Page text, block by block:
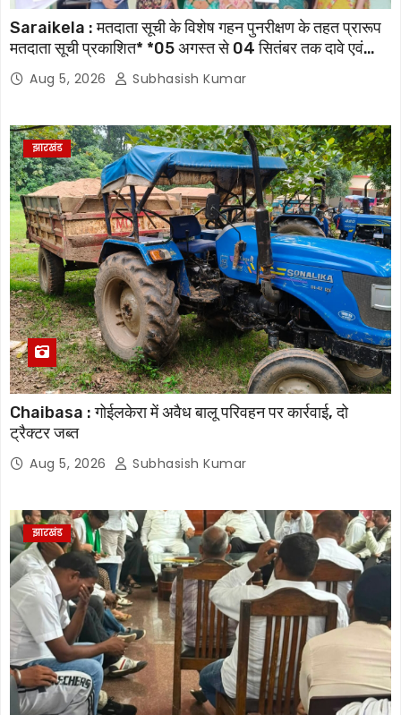
Saraikela : मतदाता सूची के विशेष गहन पुनरीक्षण के तहत प्रारूप
मतदाता सूची प्रकाशित* *05 अगस्त से 04 सितंबर तक दावे एवं
आपत्तियां होंगी स्वीकार, 07 अक्टूबर को जारी होगी अंतिम मतदाता सूची
Aug 5, 2026 Subhasish Kumar
झारखंड
Chaibasa : गोईलकेरा में अवैध बालू परिवहन पर कार्रवाई, दो
ट्रैक्टर जब्त
Aug 5, 2026 Subhasish Kumar
झारखंड